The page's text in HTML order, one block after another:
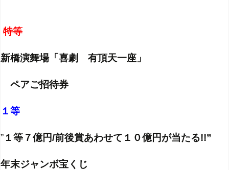
特等
新橋演舞場「喜劇 有頂天一座」
ペアご招待券
１等
” １等７億円/前後賞あわせて１０億円が当たる!!”
年末ジャンボ宝くじ